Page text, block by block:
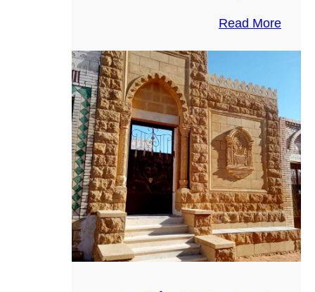
Read More